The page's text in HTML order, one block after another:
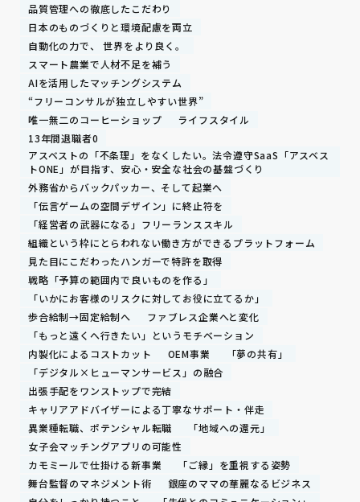
品質管理への徹底したこだわり
日本のものづくりと環境配慮を両立
自動化の力で、 世界をより良く。
スマート農業で人材不足を補う
AIを活用したマッチングシステム
“フリーコンサルが独立しやすい世界”
唯一無二のコーヒーショップ
ライフスタイル
13年間退職者0
アスベストの「不条理」をなくしたい。法令遵守SaaS「アスベス
トONE」が目指す、安心・安全な社会の基盤づくり
外務省からバックパッカー、そして起業へ
「伝言ゲームの空間デザイン」に終止符を
「経営者の武器になる」フリーランススキル
組織という枠にとらわれない働き方ができるプラットフォーム
見た目にこだわったハンガーで特許を取得
戦略「予算の範囲内で良いものを作る」
「いかにお客様のリスクに対してお役に立てるか」
歩合給制→固定給制へ
ファブレス企業へと変化
「もっと遠くへ行きたい」というモチベーション
内製化によるコストカット
OEM事業
「夢の共有」
「デジタル×ヒューマンサービス」の融合
出張手配をワンストップで完結
キャリアアドバイザーによる丁寧なサポート・伴走
異業種転職、ポテンシャル転職
「地域への還元」
女子会マッチングアプリの可能性
カモミールで仕掛ける新事業
「ご縁」を重視する姿勢
舞台監督のマネジメント術
銀座のママの華麗なるビジネス